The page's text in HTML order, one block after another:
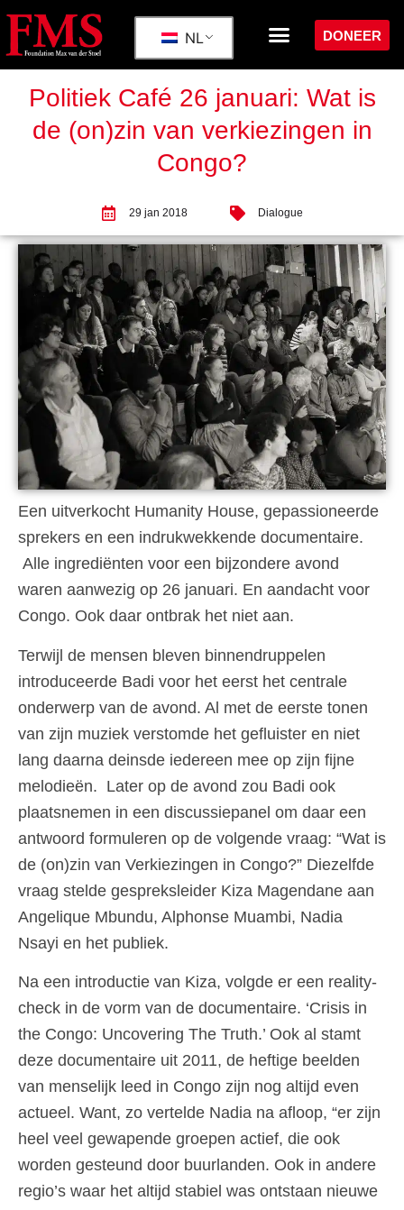
NL DONEER
Politiek Café 26 januari: Wat is
de (on)zin van verkiezingen in
Congo?
29 jan 2018 Dialogue
Een uitverkocht Humanity House, gepassioneerde
sprekers en een indrukwekkende documentaire.
Alle ingrediënten voor een bijzondere avond
waren aanwezig op 26 januari. En aandacht voor
Congo. Ook daar ontbrak het niet aan.
Terwijl de mensen bleven binnendruppelen
introduceerde Badi voor het eerst het centrale
onderwerp van de avond. Al met de eerste tonen
van zijn muziek verstomde het gefluister en niet
lang daarna deinsde iedereen mee op zijn fijne
melodieën. Later op de avond zou Badi ook
plaatsnemen in een discussiepanel om daar een
antwoord formuleren op de volgende vraag: “Wat is
de (on)zin van Verkiezingen in Congo?” Diezelfde
vraag stelde gespreksleider Kiza Magendane aan
Angelique Mbundu, Alphonse Muambi, Nadia
Nsayi en het publiek.
Na een introductie van Kiza, volgde er een reality-
check in de vorm van de documentaire. ‘Crisis in
the Congo: Uncovering The Truth.’ Ook al stamt
deze documentaire uit 2011, de heftige beelden
van menselijk leed in Congo zijn nog altijd even
actueel. Want, zo vertelde Nadia na afloop, “er zijn
heel veel gewapende groepen actief, die ook
worden gesteund door buurlanden. Ook in andere
regio’s waar het altijd stabiel was ontstaan nieuwe